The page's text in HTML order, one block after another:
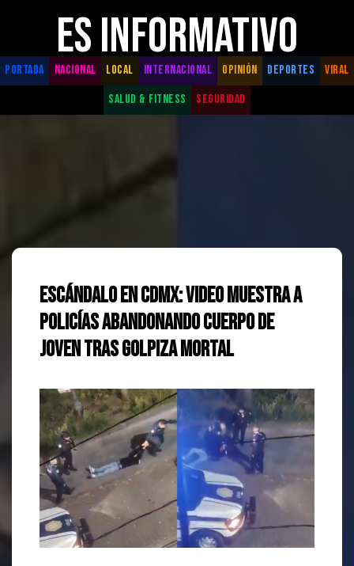
ES INFORMATIVO
PORTADA NACIONAL LOCAL INTERNACIONAL OPINIÓN DEPORTES
VIRAL
SALUD & FITNESS
SEGURIDAD
Escándalo en CDMX: Video Muestra a
Policías Abandonando Cuerpo de
Joven tras Golpiza Mortal